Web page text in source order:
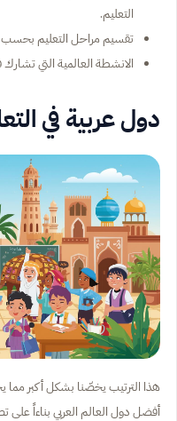
التعليم.
تقسيم مراحل التعليم بحسب
الانشطة العالمية التي
دول عربية في
هذا الترتيب يخصّنا بشكل أكبر
أفضل دول العالم العربي بناءاً على